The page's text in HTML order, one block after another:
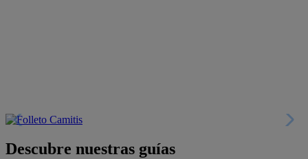
Descubre nuestras guías